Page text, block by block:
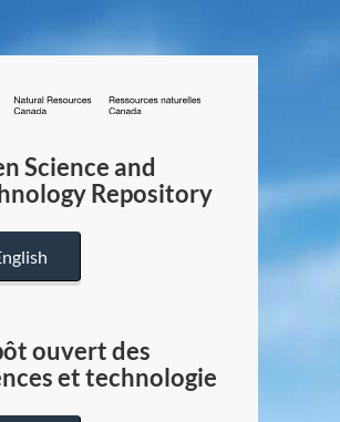
/
Canada
Science and
Repository
ouvert des
et technologie